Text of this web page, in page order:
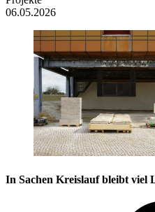
06.05.2026
In Sachen Kreislauf bleibt viel